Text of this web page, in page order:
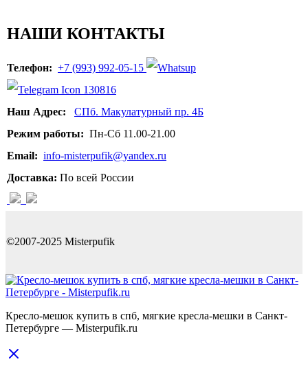
НАШИ КОНТАКТЫ
Телефон: +7 (993) 992-05-15
Наш Адрес: СПб. Макулатурный пр. 4Б
Режим работы: Пн-Сб 11.00-21.00
Email: info-misterpufik@yandex.ru
Доставка: По всей России
©2007-2025 Misterpufik
Кресло-мешок купить в спб, мягкие кресла-мешки в Санкт-
Петербурге — Misterpufik.ru